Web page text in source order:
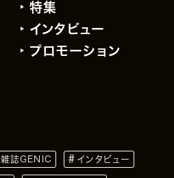
特集
インタビュー
プロモーション
雑誌GENIC インタビュー